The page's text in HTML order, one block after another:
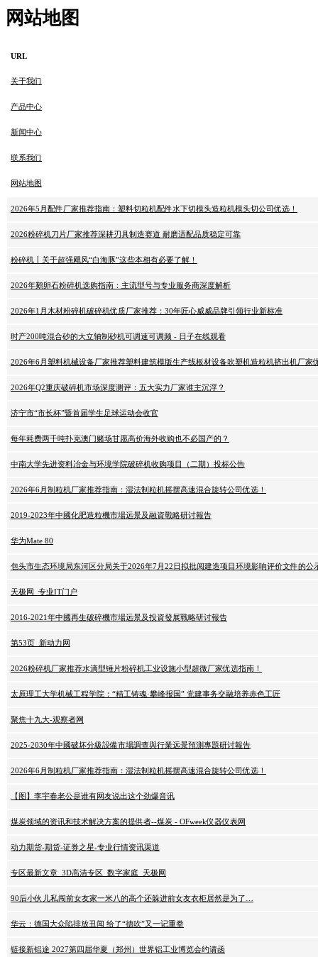
网站地图
URL
关于我们
产品中心
新闻中心
联系我们
网站地图
2026年5月配件厂家推荐指南：塑料切粒机配件水下切模头造粒机模头切公司优选！
2026粉碎机刀片厂家推荐深耕刃具制造赛道 耐磨适配品质稳定可靠
粉碎机丨关于超强飓风“白海豚”这些本相有必要了解！
2026年鹅卵石粉碎机选购指南：主流型号与专业服务商深度解析
2026年1月木材粉碎机破碎机优质厂家推荐：30年匠心威威品牌引领行业新标准
时产200吨混合砂的大立轴制砂机可调速可调频 - 日子在线观看
2026年6月塑料机械设备厂家推荐塑料建筑模版生产线板材设备吹塑机造粒机挤出机厂家
2026年Q2重庆破碎机市场深度测评：五大实力厂家谁主沉浮？
济宁市“市长杯”暨首届学生足球运动会收官
每年耗费两千吨扑克澳门赌场甘愿高价海外收购也不必国产的？
中南大学先进资料冶金与环境学院破碎机收购项目（二期）投标公告
2026年6月制粒机厂家推荐指南：湿法制粒机摇摆高速混合旋转公司优选！
2019-2023年中國化肥造粒機市場远景及融資戰略研讨報告
华为Mate 80
包头市生态环境局东河区分局关于2026年7月22日拟批阅建造项目环境影响评价文件的公
天极网_专业IT门户
2016-2021年中國再生破碎機市場远景及投資發展戰略研讨報告
第53页_新动力网
2026粉碎机厂家推荐水滴型锤片粉碎机工业设施小型超微厂家优选指南！
太原理工大学机械工程学院：“精工铸魂·攀峰报国” 党建事务交融培养赤色工匠
聚焦十九大-观察者网
2025-2030年中國破坏分級設備市場調查與行業远景預測專題研讨報告
2026年6月制粒机厂家推荐指南：湿法制粒机摇摆高速混合旋转公司优选！
【图】李宇春老公是谁有网友说出这个劲爆音讯
煤炭领域的资讯和技术解决方案的提供者--煤炭 - OFweek仪器仪表网
动力期货-期货-证券之星-专业行情资讯渠道
专区最新文章_3D高清专区_数字家庭_天极网
90后小伙儿私闯前女友家一米八的高个还躲进前女友衣柜居然是为了…
华云：德国大众陷排放丑闻 给了“德吹”又一记重拳
链接新铝途 2027第四届华夏（郑州）世界铝工业博览会约请函